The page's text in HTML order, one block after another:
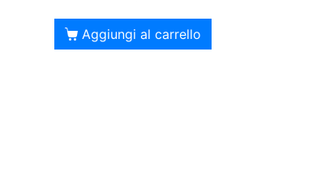
Aggiungi al carrello